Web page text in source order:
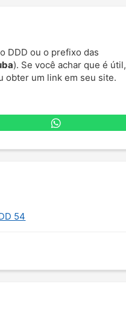
DDD ou o prefixo das
). Se você achar que é útil,
obter um link em seu site.
54